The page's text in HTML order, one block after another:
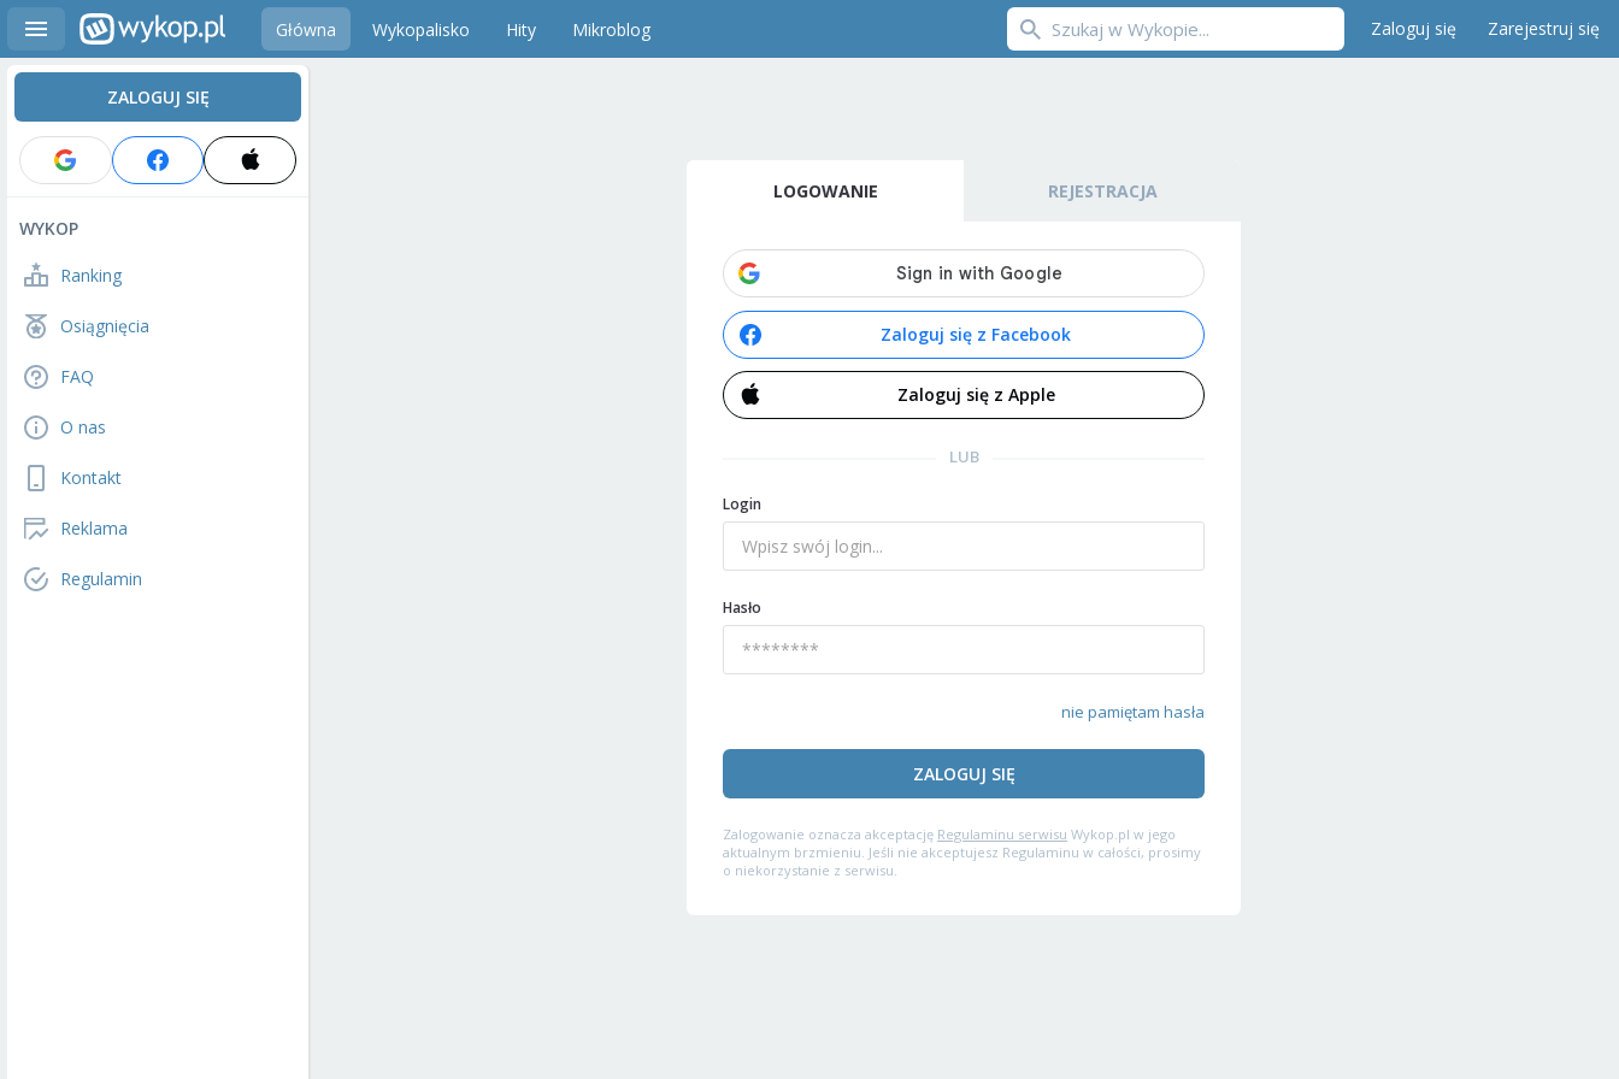
Główna Wykopalisko Hity Mikroblog Zaloguj się Zarejestruj się
ZALOGUJ SIĘ
WYKOP
Ranking
Osiągnięcia
FAQ
O nas
Kontakt
Reklama
Regulamin
LOGOWANIE REJESTRACJA
Zaloguj się z Facebook
Zaloguj się z Apple
LUB
Login
Hasło
nie pamiętam hasła
ZALOGUJ SIĘ
Zalogowanie oznacza akceptację Regulaminu serwisu Wykop.pl w jego
aktualnym brzmieniu. Jeśli nie akceptujesz Regulaminu w całości, prosimy
o niekorzystanie z serwisu.